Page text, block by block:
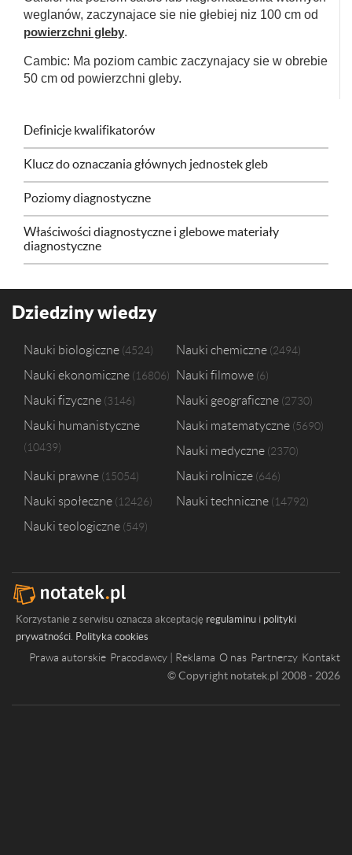
weglanów, zaczynajace sie nie głebiej niz 100 cm od
powierzchni gleby.
Cambic: Ma poziom cambic zaczynajacy sie w obrebie
50 cm od powierzchni gleby.
Definicje kwalifikatorów
Klucz do oznaczania głównych jednostek gleb
Poziomy diagnostyczne
Właściwości diagnostyczne i glebowe materiały
diagnostyczne
Dziedziny wiedzy
Nauki biologiczne 4524 Nauki chemiczne 2494
Nauki ekonomiczne 16806 Nauki filmowe 6
Nauki fizyczne 3146 Nauki geograficzne 2730
Nauki humanistyczne
10439
Nauki matematyczne 5690
Nauki medyczne 2370
Nauki prawne 15054 Nauki rolnicze 646
Nauki społeczne 12426 Nauki techniczne 14792
Nauki teologiczne 549
Korzystanie z serwisu oznacza akceptację regulaminu i polityki
prywatności. Polityka cookies
Prawa autorskie Pracodawcy | Reklama O nas Partnerzy Kontakt
© Copyright notatek.pl 2008 - 2026